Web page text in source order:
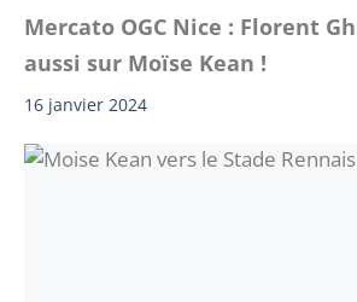
Mercato OGC Nice : Florent
aussi sur Moïse Kean !
16 janvier 2024